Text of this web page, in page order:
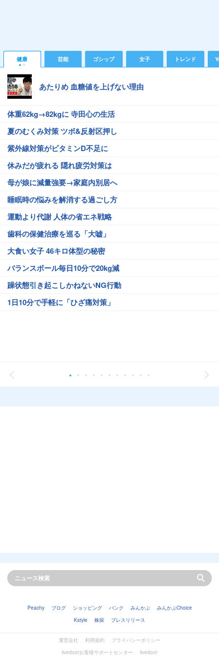
健康 芸能 ゴシップ 女子 トレンド
あたりめ 血糖値を上げない理由
体重62kg→82kgに 寺田心の生活
夏のむくみ対策 ツボ&反射区押し
紫外線対策がビタミンD不足に
休みだが疲れる 隠れ疲労対策は
母が娘に減量強要→家庭内別居へ
睡眠時の悩みを解消する過ごし方
運動より代謝 人体の省エネ戦略
歯科の保健治療を巡る「大嘘」
大食い女子 46キロ体型の秘密
バランスボール毎日10分で20kg減
躁状態引き起こしかねないNG行動
1日10分で手軽に「ひざ痛対策」
Peachy ブログ ショッピング バンク みんかぶ
みんかぶChoice
Kstyle
株探 プレスリリース
運営会社 利用規約
プライバシーポリシー
livedoorお客様サポートセンター
livedoor